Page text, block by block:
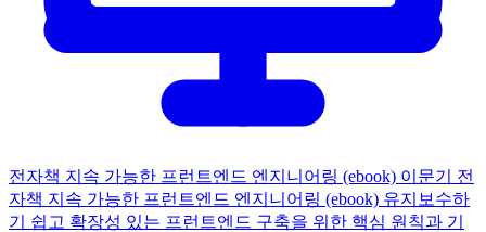
전자책 지속 가능한 프런트엔드 엔지니어링 (ebook) 이문기
전
자책 지속 가능한 프런트엔드 엔지니어링 (ebook) 유지보수하
기 쉽고 확장성 있는 프런트엔드 구축을 위한 핵심 원칙과 기